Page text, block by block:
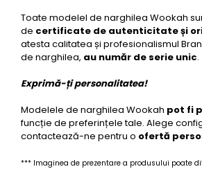
Toate modelel de narghilea Wookah
de certificate de autenticitate și
atesta calitatea și profesionalismul
de narghilea, au număr de serie unic.
Exprimă-ți personalitatea!
Modelele de narghilea Wookah pot fi
funcție de preferințele tale. Alege
contactează-ne pentru o ofertă
*** Imaginea de prezentare a produsului poate